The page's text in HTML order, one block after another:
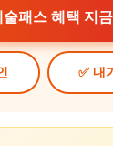
패스 혜택 지금
✅ 내